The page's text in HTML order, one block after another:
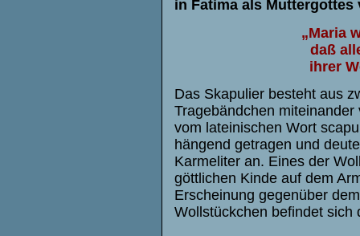
in Fatima als Muttergottes
„Maria
daß
ihrer
Das Skapulier besteht aus
Tragebändchen
vom lateinischen Wort
hängend getragen und
Karmeliter an. Eines der
göttlichen Kinde auf dem
Erscheinung gegenüber
Wollstückchen befindet sich